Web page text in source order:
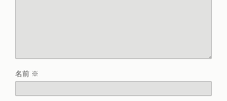
名前 ※